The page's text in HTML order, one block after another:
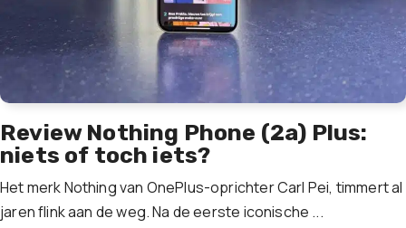
Review Nothing Phone (2a) Plus:
niets of toch iets?
Het merk Nothing van OnePlus-oprichter Carl Pei, timmert al
jaren flink aan de weg. Na de eerste iconische ...